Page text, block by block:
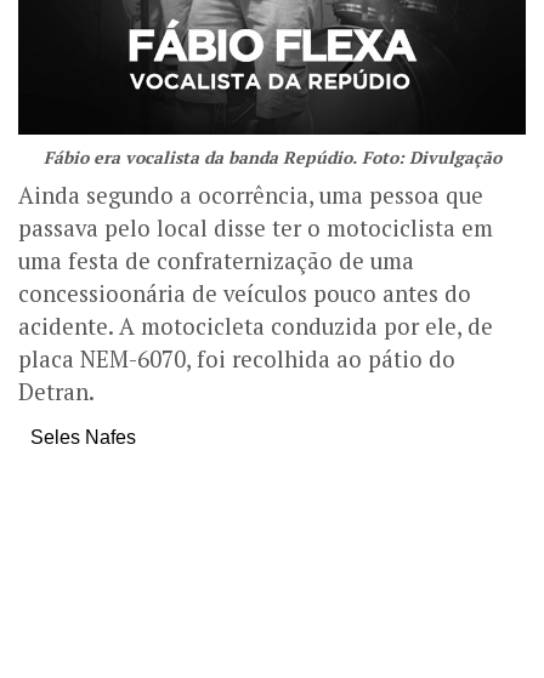
Fábio era vocalista da banda Repúdio. Foto: Divulgação
Ainda segundo a ocorrência, uma pessoa que
passava pelo local disse ter o motociclista em
uma festa de confraternização de uma
concessioonária de veículos pouco antes do
acidente. A motocicleta conduzida por ele, de
placa NEM-6070, foi recolhida ao pátio do
Detran.
Seles Nafes